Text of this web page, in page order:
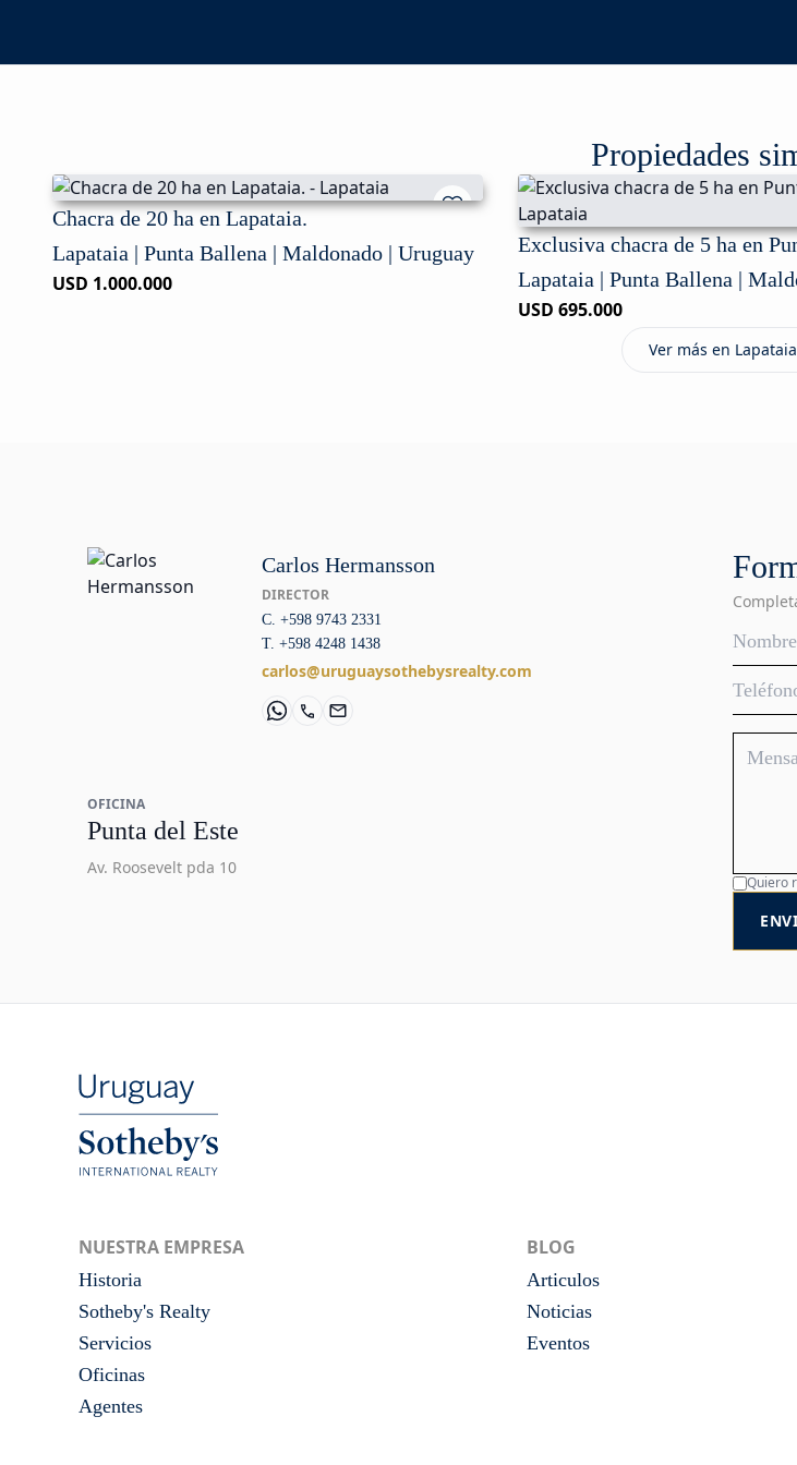
Propiedades
Chacra de 20 ha en Lapataia.
Lapataia | Punta Ballena | Maldonado | Uruguay
USD 1.000.000
Exclusiva chacra de 5 ha en
Lapataia | Punta Ballena |
USD 695.000
Ver más en
Carlos Hermansson
DIRECTOR
C. +598 9743 2331
T. +598 4248 1438
carlos@uruguaysothebysrealty.com
OFICINA
Punta del Este
Av. Roosevelt pda 10
Quiero
NUESTRA EMPRESA
Historia
Sotheby's Realty
Servicios
Oficinas
Agentes
BLOG
Articulos
Noticias
Eventos